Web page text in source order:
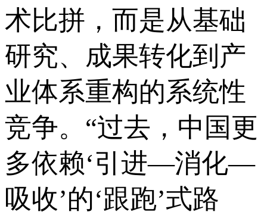
术比拼，而是从基础
研究、成果转化到产
业体系重构的系统性
竞争。“过去，中国更
多依赖‘引进—消化—
吸收’的‘跟跑’式路